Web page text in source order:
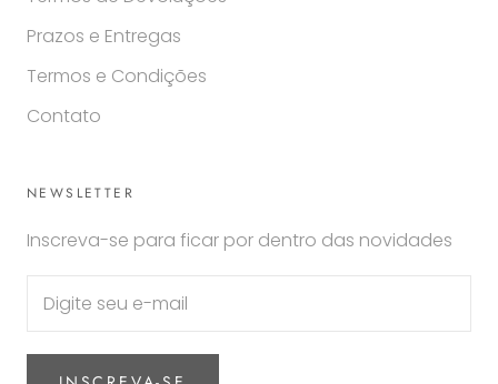
Prazos e Entregas
Termos e Condições
Contato
NEWSLETTER
Inscreva-se para ficar por dentro das novidades